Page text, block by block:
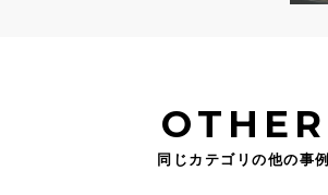
OTHER
同じカテゴリの他の事例